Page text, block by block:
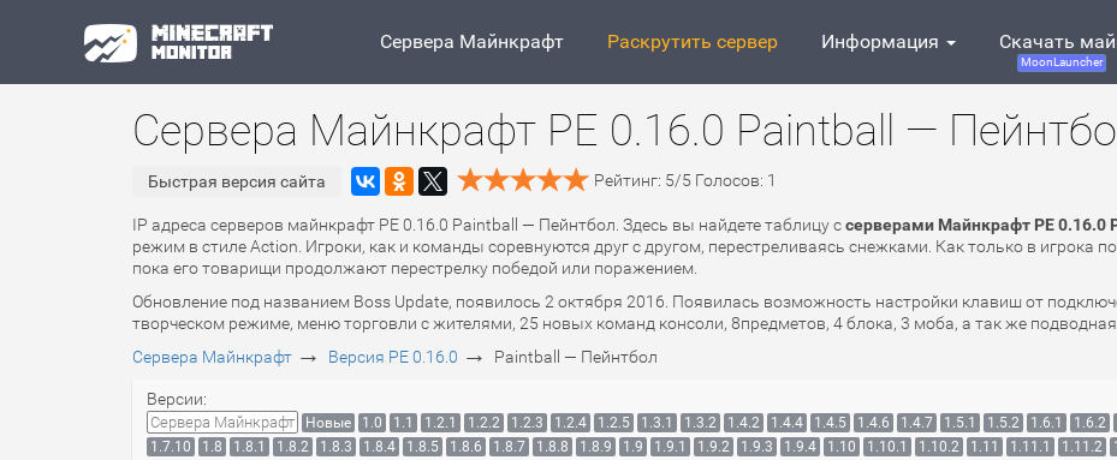
Сервера Майнкрафт Раскрутить сервер Информация Скачать
MoonLauncher
Сервера Майнкрафт PE 0.16.0 Paintball —
Быстрая версия сайта Рейтинг: 5/5 Голосов: 1
IP адреса серверов майнкрафт PE 0.16.0 Paintball — Пейнтбол. Здесь вы найдете таблицу ссерверами Майнкрафт PE 0.16.0
режим в стиле Action. Игроки, как и команды соревнуются друг с другом, перестреливаясь снежками. Как только в
пока его товарищи продолжают перестрелку победой или поражением.
Обновление под названием Boss Update, появилось 2 октября 2016. Появилась возможность настройки клавиш от
творческом режиме, меню торговли с жителями, 25 новых команд консоли, 8предметов, 4 блока, 3 моба, а так же подводная
Сервера Майнкрафт → Версия PE 0.16.0 → Paintball — Пейнтбол
Версии:
Сервера Майнкрафт Новые 1.0 1.1 1.2.1 1.2.2 1.2.3 1.2.4 1.2.5 1.3.1 1.3.2 1.4.2 1.4.4 1.4.5 1.4.6 1.4.7 1.5.1 1.5.2 1.6.1 1.6.2
1.7.10
1.8 1.8.1 1.8.2 1.8.3 1.8.4 1.8.5 1.8.6 1.8.7 1.8.8 1.8.9 1.9 1.9.1 1.9.2 1.9.3 1.9.4 1.10 1.10.1 1.10.2 1.11 1.11.1 1.11.2